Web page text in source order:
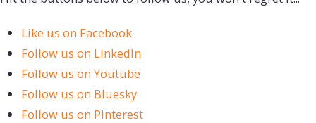
Like us on Facebook
Follow us on LinkedIn
Follow us on Youtube
Follow us on Bluesky
Follow us on Pinterest